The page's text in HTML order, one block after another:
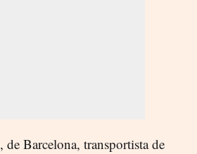
, de Barcelona, transportista de